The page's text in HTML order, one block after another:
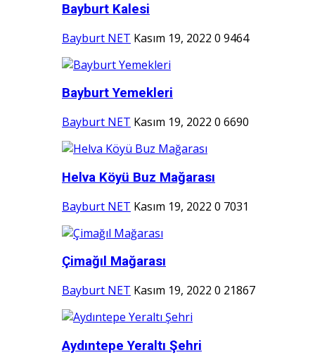
Bayburt Kalesi
Bayburt NET Kasım 19, 2022 0 9464
Bayburt Yemekleri
Bayburt NET Kasım 19, 2022 0 6690
Helva Köyü Buz Mağarası
Bayburt NET Kasım 19, 2022 0 7031
Çimağıl Mağarası
Bayburt NET Kasım 19, 2022 0 21867
Aydıntepe Yeraltı Şehri